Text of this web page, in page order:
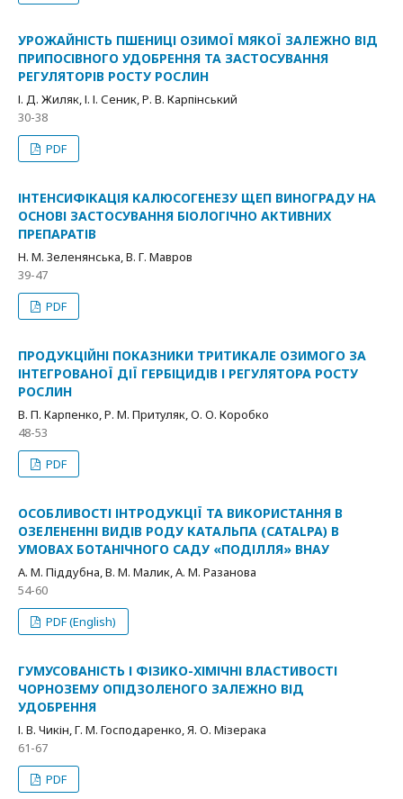
УРОЖАЙНІСТЬ ПШЕНИЦІ ОЗИМОЇ МЯКОЇ ЗАЛЕЖНО ВІД
ПРИПОСІВНОГО УДОБРЕННЯ ТА ЗАСТОСУВАННЯ
РЕГУЛЯТОРІВ РОСТУ РОСЛИН
І. Д. Жиляк, І. І. Сеник, Р. В. Карпінський
30-38
PDF
ІНТЕНСИФІКАЦІЯ КАЛЮСОГЕНЕЗУ ЩЕП ВИНОГРАДУ НА
ОСНОВІ ЗАСТОСУВАННЯ БІОЛОГІЧНО АКТИВНИХ
ПРЕПАРАТІВ
Н. М. Зеленянська, В. Г. Мавров
39-47
PDF
ПРОДУКЦІЙНІ ПОКАЗНИКИ ТРИТИКАЛЕ ОЗИМОГО ЗА
ІНТЕГРОВАНОЇ ДІЇ ГЕРБІЦИДІВ І РЕГУЛЯТОРА РОСТУ
РОСЛИН
В. П. Карпенко, Р. М. Притуляк, О. О. Коробко
48-53
PDF
ОСОБЛИВОСТІ ІНТРОДУКЦІЇ ТА ВИКОРИСТАННЯ В
ОЗЕЛЕНЕННІ ВИДІВ РОДУ КАТАЛЬПА (CATALPA) В
УМОВАХ БОТАНІЧНОГО САДУ «ПОДІЛЛЯ» ВНАУ
А. М. Піддубна, В. М. Малик, А. М. Разанова
54-60
PDF (English)
ГУМУСОВАНІСТЬ І ФІЗИКО-ХІМІЧНІ ВЛАСТИВОСТІ
ЧОРНОЗЕМУ ОПІДЗОЛЕНОГО ЗАЛЕЖНО ВІД
УДОБРЕННЯ
І. В. Чикін, Г. М. Господаренко, Я. О. Мізерака
61-67
PDF